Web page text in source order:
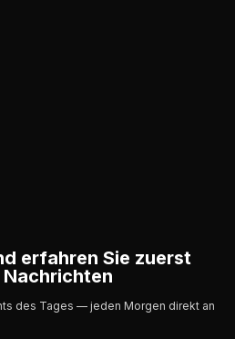
erfahren Sie zuerst
des Tages — jeden Morgen direkt an